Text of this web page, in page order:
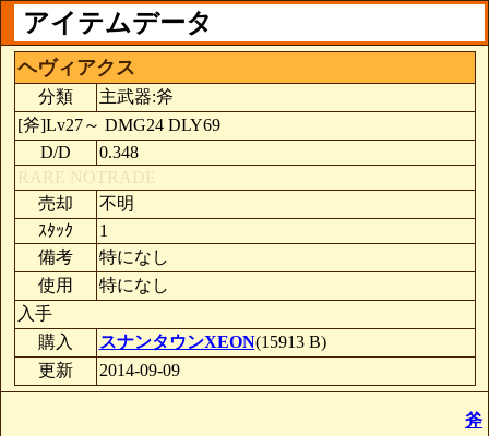
アイテムデータ
ヘヴィアクス
分類
主武器:斧
[斧]Lv27～ DMG24 DLY69
D/D
0.348
RARE NOTRADE
売却
不明
ｽﾀｯｸ
1
備考
特になし
使用
特になし
入手
購入
スナンタウンXEON(15913 B)
更新
2014-09-09
斧